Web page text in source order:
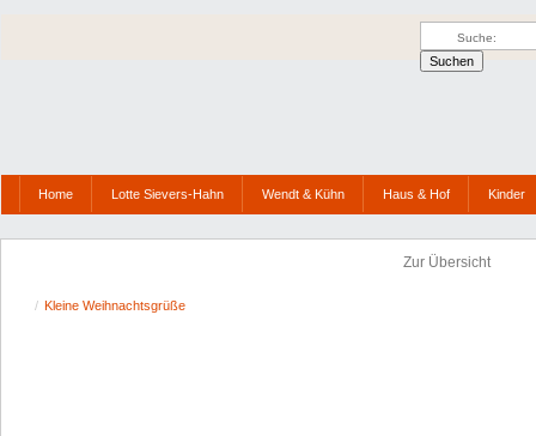
Home Lotte Sievers-Hahn Wendt & Kühn Haus & Hof Kinder
Zur Übersicht
/ Kleine Weihnachtsgrüße